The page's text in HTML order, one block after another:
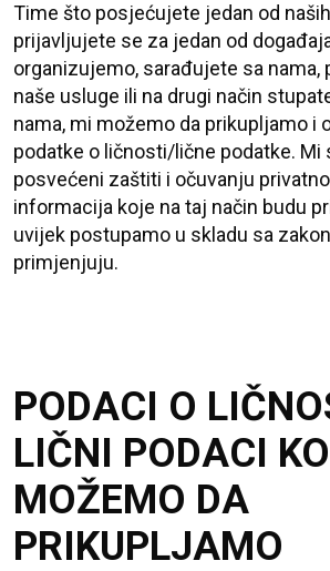
Time što posjećujete jedan od
prijavljujete se za jedan od
organizujemo, sarađujete sa nama,
naše usluge ili na drugi način
nama, mi možemo da prikupljamo i
podatke o ličnosti/lične podatke. Mi
posvećeni zaštiti i očuvanju
informacija koje na taj način budu
uvijek postupamo u skladu sa
primjenjuju.
PODACI O
LIČNI PODACI
MOŽEMO DA
PRIKUPLJAMO